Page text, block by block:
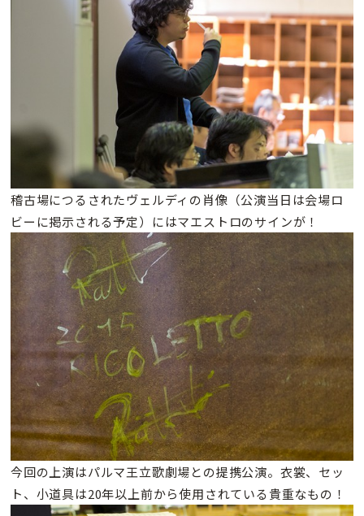
稽古場につるされたヴェルディの肖像（公演当日は会場ロ
ビーに掲示される予定）にはマエストロのサインが！
今回の上演はパルマ王立歌劇場との提携公演。衣裳、セッ
ト、小道具は20年以上前から使用されている貴重なもの！